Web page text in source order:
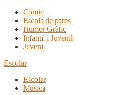
Còmic
Escola de pares
Humor Gràfic
Infantil i Juvenil
Juvenil
Escolar
Escolar
Música